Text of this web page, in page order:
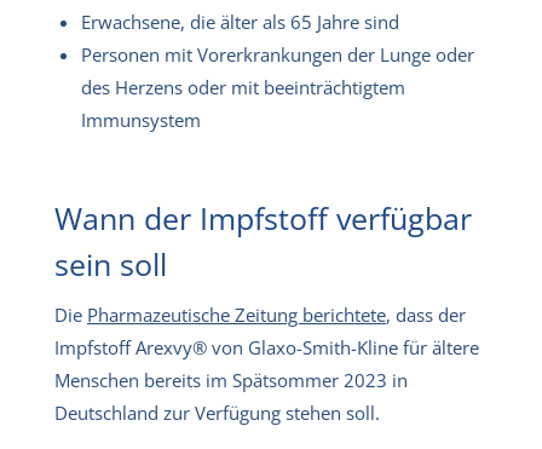
Erwachsene, die älter als 65 Jahre sind
Personen mit Vorerkrankungen der Lunge oder
des Herzens oder mit beeinträchtigtem
Immunsystem
Wann der Impfstoff verfügbar
sein soll
Die Pharmazeutische Zeitung berichtete, dass der
Impfstoff Arexvy® von Glaxo-Smith-Kline für ältere
Menschen bereits im Spätsommer 2023 in
Deutschland zur Verfügung stehen soll.